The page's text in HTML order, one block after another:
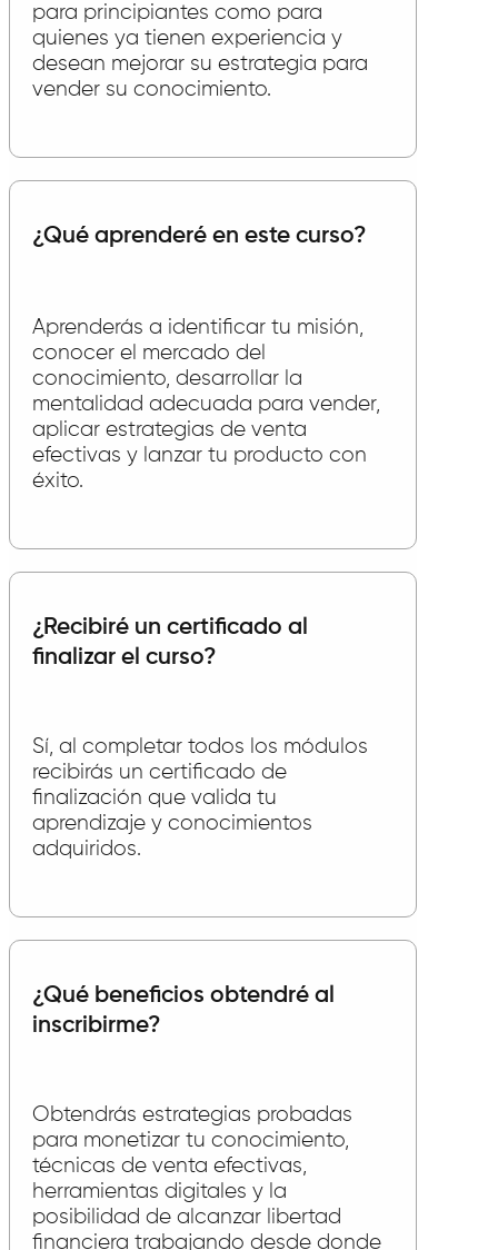
para principiantes como para
quienes ya tienen experiencia y
desean mejorar su estrategia para
vender su conocimiento.
¿Qué aprenderé en este curso?
Aprenderás a identificar tu misión,
conocer el mercado del
conocimiento, desarrollar la
mentalidad adecuada para vender,
aplicar estrategias de venta
efectivas y lanzar tu producto con
éxito.
¿Recibiré un certificado al
finalizar el curso?
Sí, al completar todos los módulos
recibirás un certificado de
finalización que valida tu
aprendizaje y conocimientos
adquiridos.
¿Qué beneficios obtendré al
inscribirme?
Obtendrás estrategias probadas
para monetizar tu conocimiento,
técnicas de venta efectivas,
herramientas digitales y la
posibilidad de alcanzar libertad
financiera trabajando desde donde